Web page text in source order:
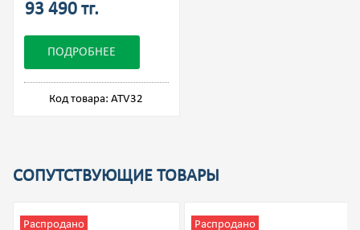
93 490 тг.
ПОДРОБНЕЕ
Код товара: ATV32
СОПУТСТВУЮЩИЕ ТОВАРЫ
Распродано Распродано